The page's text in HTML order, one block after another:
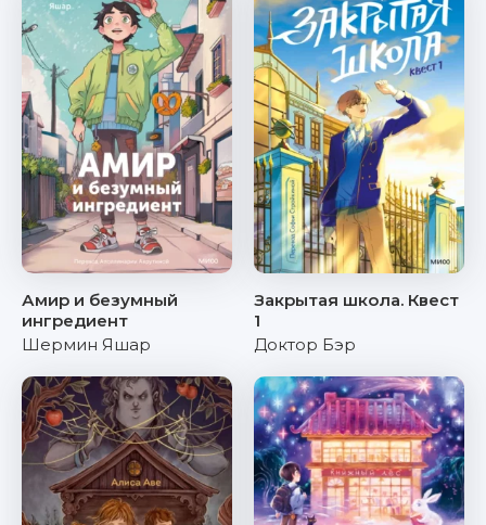
Амир и безумный
ингредиент
Шермин Яшар
Закрытая школа. Квест
1
Доктор Бэр